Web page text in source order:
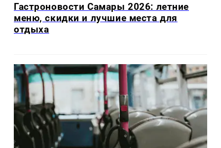
Гастроновости Самары 2026: летние
меню, скидки и лучшие места для
отдыха